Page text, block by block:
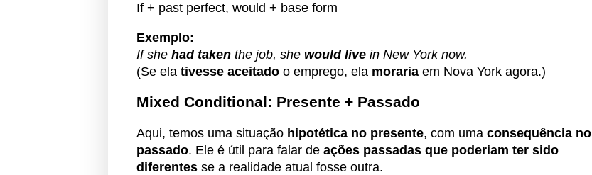
If + past perfect, would + base form
Exemplo:
If she had taken the job, she would live in New York now.
(Se ela tivesse aceitado o emprego, ela moraria em Nova York agora.)
Mixed Conditional: Presente + Passado
Aqui, temos uma situação hipotética no presente, com uma consequência no
passado. Ele é útil para falar de ações passadas que poderiam ter sido
diferentes se a realidade atual fosse outra.